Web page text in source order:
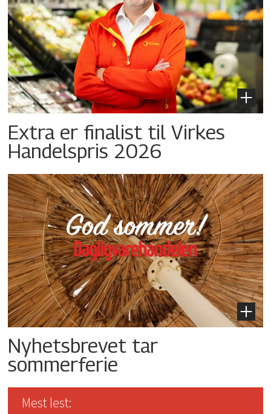
Extra er finalist til Virkes
Handelspris 2026
Nyhetsbrevet tar
sommerferie
Mest lest: